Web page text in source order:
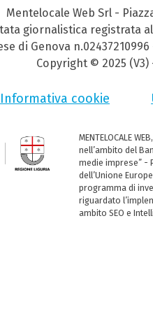
Mentelocale Web Srl -
giornalistica registrata
di Genova n.02437210996
Copyright © 2025
Informativa cookie
MENTELOCALE
nell’ambito del
medie imprese” -
dell’Unione
programma di
riguardato
ambito SEO e